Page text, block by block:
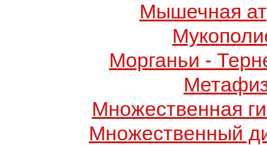
Мышечная
Морганьи -
Множественная
Множественный